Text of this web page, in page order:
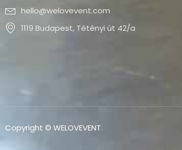
hello@welovevent.com
1119 Budapest, Tétényi út 42/a
Copyright © WELOVEVENT